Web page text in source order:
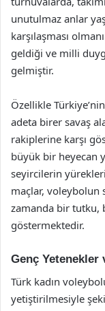
unutulmaz anlar
karşılaşması
geldiği ve milli
gelmiştir.
Özellikle
adeta birer savaş
rakiplerine karşı
büyük bir heyecan
seyircilerin
maçlar, voleybolun
zamanda bir tutku,
göstermektedir.
Genç Yetenekler
Türk kadın
yetiştirilmesiyle